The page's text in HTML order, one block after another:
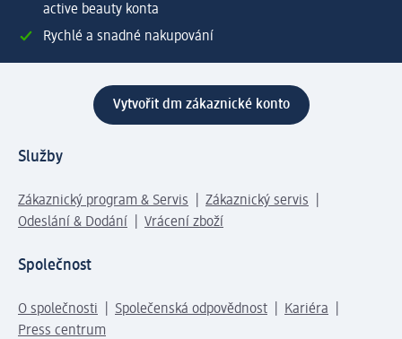
active beauty konta
Rychlé a snadné nakupování
Vytvořit dm zákaznické konto
Služby
Zákaznický program & Servis
Zákaznický servis
Odeslání & Dodání
Vrácení zboží
Společnost
O společnosti Společenská odpovědnost
Kariéra
Press centrum